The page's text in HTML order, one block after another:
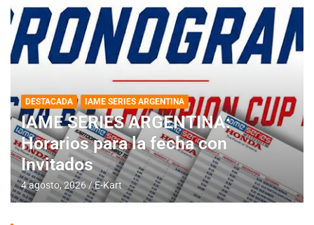
DESTACADA IAME SERIES ARGENTINA
IAME SERIES ARGENTINA:
Horarios para la fecha con
Invitados
4 agosto, 2026 E-Kart